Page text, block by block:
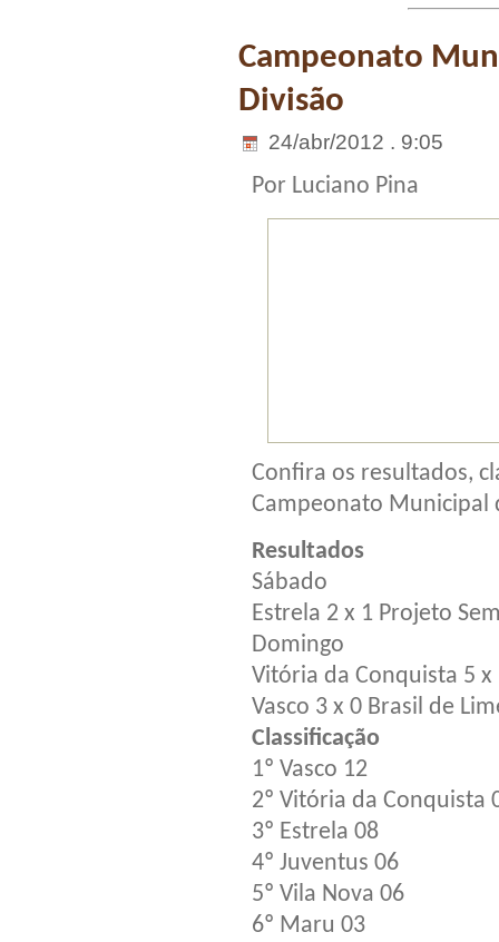
Campeonato
Divisão
24/abr/2012 . 9:05
Por Luciano Pina
Confira os resultados,
Campeonato Municipal
Resultados
Sábado
Estrela 2 x 1 Projeto
Domingo
Vitória da Conquista 5 x
Vasco 3 x 0 Brasil de
Classificação
1º Vasco 12
2º Vitória da Conquista
3º Estrela 08
4º Juventus 06
5º Vila Nova 06
6º Maru 03